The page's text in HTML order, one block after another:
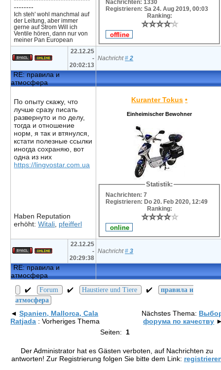
--------
Ich steh' wohl manchmal auf
der Leitung, aber immer
gerne auf Strom Will ich
Ventile hören, dann nur von
meiner Pan European
Nachrichten: 1330
Registrieren: Sa 24. Aug 2019, 00:03
Ranking:
⭐⭐⭐⭐⭐
⭐⭐⭐⭐⭐
22.12.25
-
20:02:13
Nachricht#2
RE: правила и
атмосфера
По опыту скажу, что
лучше сразу писать
развернуто и по делу,
тогда и отношение
норм, я так и втянулся,
кстати полезные ссылки
иногда сохраняю, вот
одна из них
https://lingvostar.com.ua
Haben Reputation
erhöht:Witali, pfeifferl
Kuranter Tokus •
Einheimischer Bewohner
Statistik:
Nachrichten: 7
Registrieren: Do 20. Feb 2020, 12:49
Ranking:
⭐⭐⭐⭐⭐
⭐⭐⭐⭐⭐
22.12.25
-
20:29:38
Nachricht#3
RE: правила и
атмосфера
✔️
Forum ✔️ Haustiere und Tiere ✔️
правила и
атмосфера
◄Spanien, Mallorca, Cala
Ratjada : Vorheriges Thema
Nächstes Thema:
форума по качеству
Seiten: 1
Der Administrator hat es Gästen verboten, auf Nachrichten zu
antworten! Zur Registrierung folgen Sie bitte dem Link: